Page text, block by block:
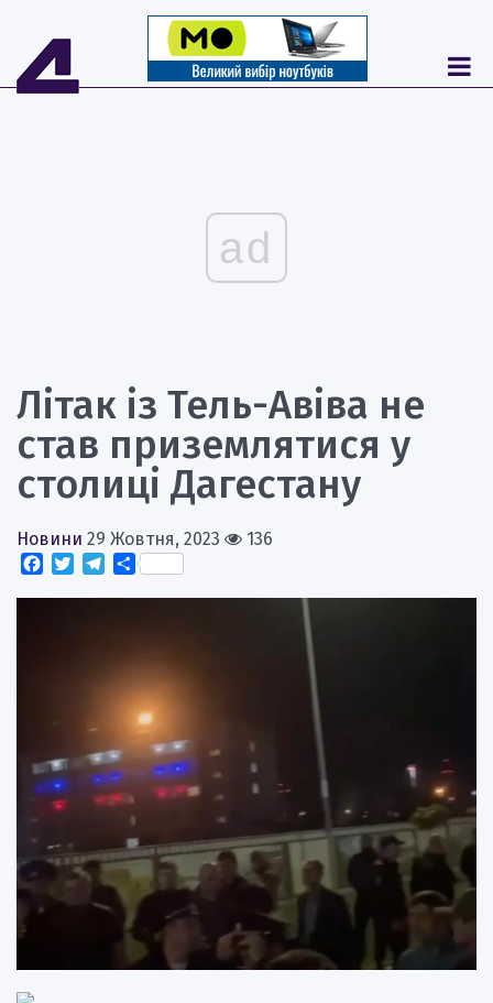
ad
Літак із Тель-Авіва не
став приземлятися у
столиці Дагестану
Новини 29 Жовтня, 2023
136
Facebook
TwitterTelegram
Поділитися